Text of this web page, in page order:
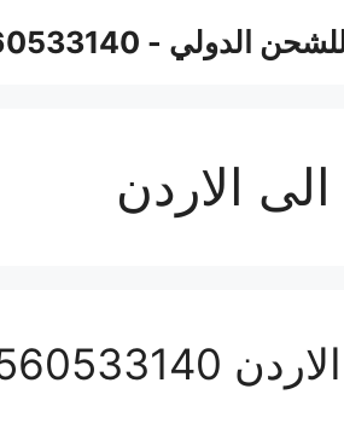
الدولي - 0560533140
الاردن